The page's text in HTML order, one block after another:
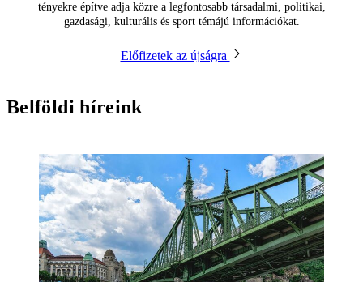
tényekre építve adja közre a legfontosabb társadalmi, politikai,
gazdasági, kulturális és sport témájú információkat.
Előfizetek az újságra
Belföldi híreink